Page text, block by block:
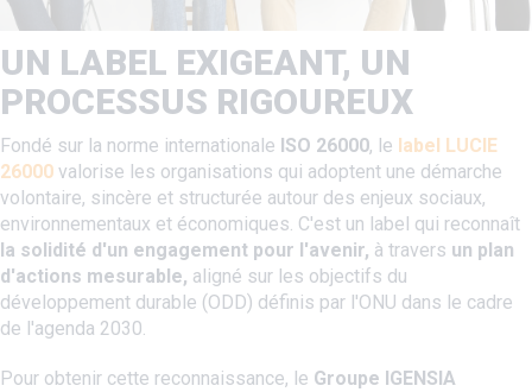
UN LABEL EXIGEANT, UN
PROCESSUS RIGOUREUX
Fondé sur la norme internationale ISO 26000, le label LUCIE
26000 valorise les organisations qui adoptent une démarche
volontaire, sincère et structurée autour des enjeux sociaux,
environnementaux et économiques. C'est un label qui reconnaît
la solidité d'un engagement pour l'avenir, à travers un plan
d'actions mesurable, aligné sur les objectifs du
développement durable (ODD) définis par l'ONU dans le cadre
de l'agenda 2030.
Pour obtenir cette reconnaissance, le Groupe IGENSIA